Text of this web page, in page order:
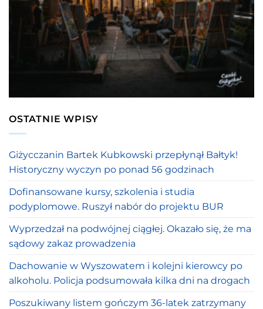
OSTATNIE WPISY
Giżycczanin Bartek Kubkowski przepłynął Bałtyk!
Historyczny wyczyn po ponad 56 godzinach
Dofinansowane kursy, szkolenia i studia
podyplomowe. Ruszył nabór do projektu BUR
Wyprzedzał na podwójnej ciągłej. Okazało się, że ma
sądowy zakaz prowadzenia
Dachowanie w Wyszowatem i kolejni kierowcy po
alkoholu. Policja podsumowała kilka dni na drogach
Poszukiwany listem gończym 36-latek zatrzymany